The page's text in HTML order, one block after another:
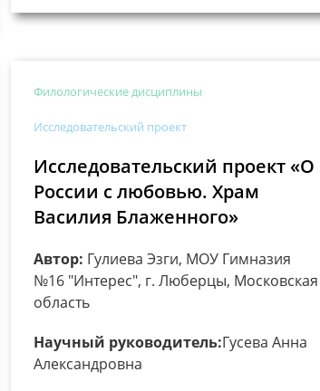
Филологические дисциплины
Исследовательский проект
Исследовательский проект «О
России с любовью. Храм
Василия Блаженного»
Автор: Гулиева Эзги, МОУ Гимназия
№16 "Интерес", г. Люберцы, Московская
область
Научный руководитель:Гусева Анна
Александровна